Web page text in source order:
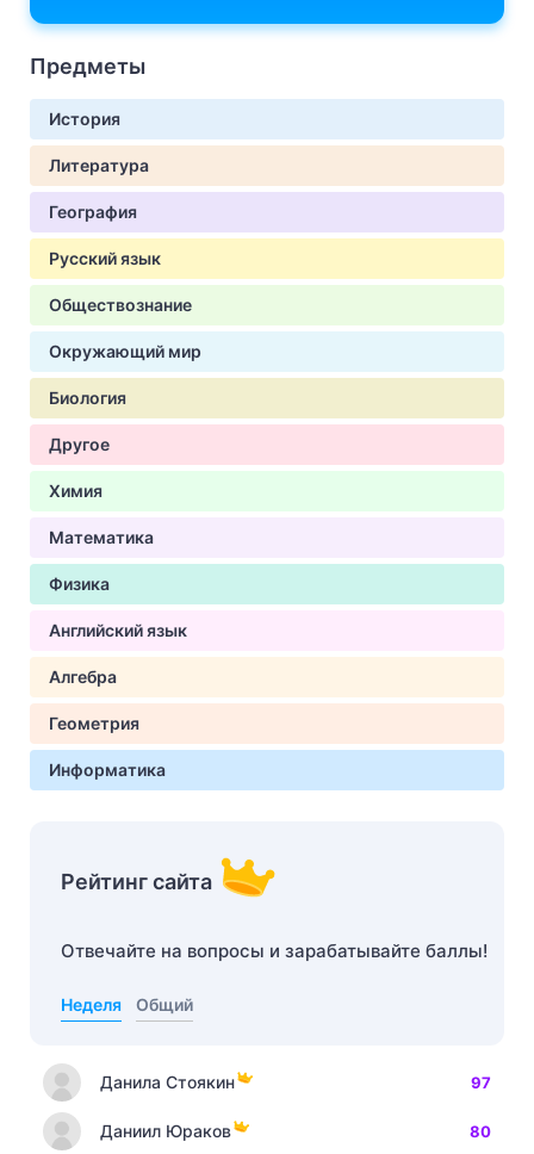
Предметы
История
Литература
География
Русский язык
Обществознание
Окружающий мир
Биология
Другое
Химия
Математика
Физика
Английский язык
Алгебра
Геометрия
Информатика
Рейтинг сайта
Отвечайте на вопросы и зарабатывайте баллы!
Неделя Общий
Данила Стоякин 97
Даниил Юраков 80